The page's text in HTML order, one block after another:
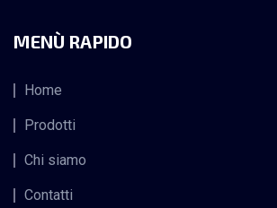
MENÙ RAPIDO
Home
Prodotti
Chi siamo
Contatti